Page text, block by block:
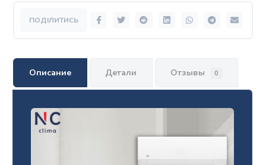
Описание Детали Отзывы 0